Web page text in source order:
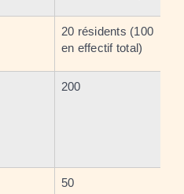
20 résidents (100
en effectif total)
200
50